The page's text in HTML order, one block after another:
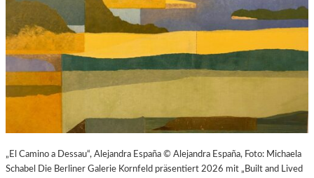
„El Camino a Dessau“, Alejandra España © Alejandra España, Foto: Michaela
Schabel Die Berliner Galerie Kornfeld präsentiert 2026 mit „Built and Lived